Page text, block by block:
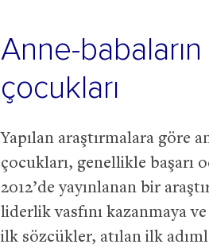
Anne-
çocukları
Yapılan araştırmalara göre
çocukları, genellikle başarı
2012’de yayınlanan bir
liderlik vasfını kazanmaya
ilk sözcükler, atılan ilk